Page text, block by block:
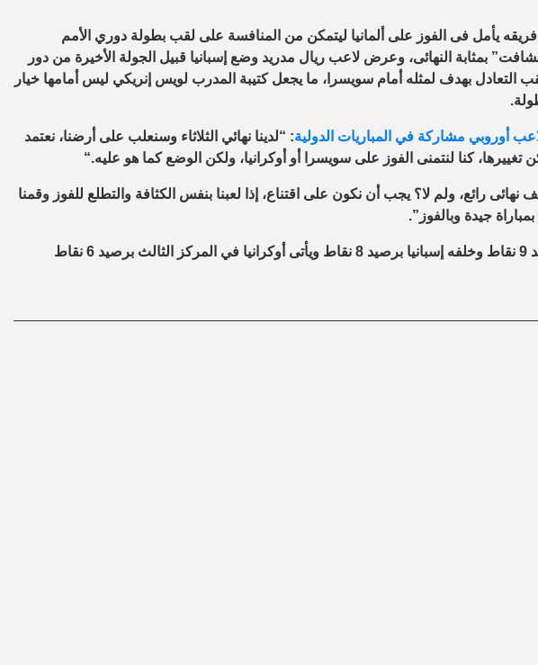
يأمل فى الفوز على ألمانيا ليتمكن من المنافسة على لقب بطولة دوري الأمم
بمثابة النهائى، وعرض لاعب ريال مدريد وضع إسبانيا قبيل الجولة الأخيرة من دور
التعادل بهدف لمثله أمام سويسرا، ما يجعل كتيبة المدرب لويس إنريكي ليس أمامها خيار
.
أوروبي مشاركة في المباريات الدولية: “لدينا نهائي الثلاثاء وسنعلب على أرضنا، نعتمد
تغييرها، كنا لنتمنى الفوز على سويسرا أو أوكرانيا، ولكن الوضع كما هو عليه“.
رائع، ولم لا؟ يجب أن نكون على اقتناع، إذا لعبنا بنفس الكثافة والتطلع للفوز وقمنا
جيدة وبالفوز”.
ويتصدر منتخب ألمانيا ترتيب المجموعة برصيد 9 نقاط وخلفه إسبانيا برصيد 8 نقاط ويأتى أوكرانيا في المركز الثالث برصيد 6 نقاط